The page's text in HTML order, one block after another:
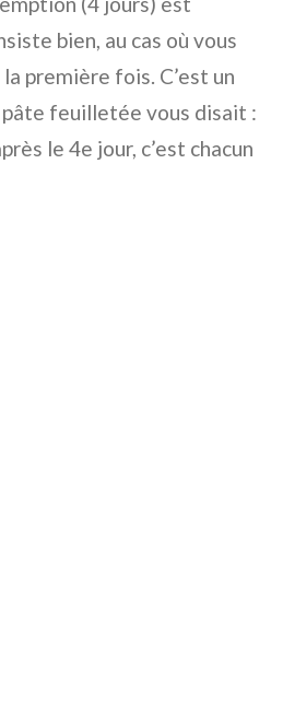
bien, au cas où vous
la première fois. C’est un
feuilletée vous disait :
le 4e jour, c’est chacun